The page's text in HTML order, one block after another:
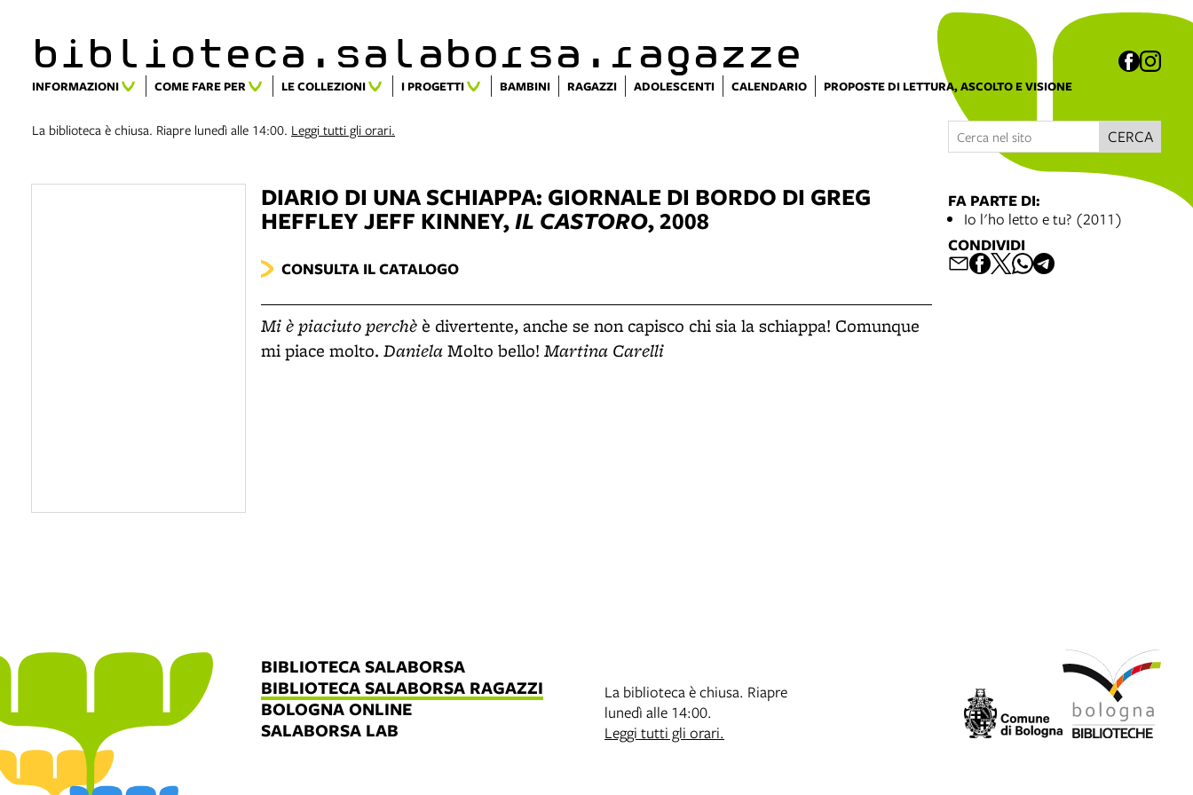
biblioteca.​salaborsa.ragazze
INFORMAZIONI COME FARE PER LE COLLEZIONI I PROGETTI BAMBINI RAGAZZI ADOLESCENTI CALENDARIO PROPOSTE DI LETTURA, ASCOLTO E VISIONE
La biblioteca è chiusa. Riapre lunedì alle 14:00. Leggi tutti gli orari. CERCA
DIARIO DI UNA SCHIAPPA: GIORNALE DI BORDO DI GREG
HEFFLEY JEFF KINNEY,IL CASTORO, 2008
CONSULTA IL CATALOGO
Mi è piaciuto perchè è divertente, anche se non capisco chi sia la schiappa! Comunque
mi piace molto. DanielaMolto bello! Martina Carelli
FA PARTE DI:
Io l'ho letto e tu? (2011)
CONDIVIDI
BIBLIOTECA SALABORSA
BIBLIOTECA SALABORSA RAGAZZI
BOLOGNA ONLINE
SALABORSA LAB
La biblioteca è chiusa. Riapre
lunedì alle 14:00.
Leggi tutti gli orari.